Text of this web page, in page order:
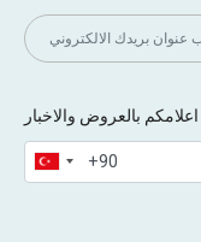
بالعروض والاخبار